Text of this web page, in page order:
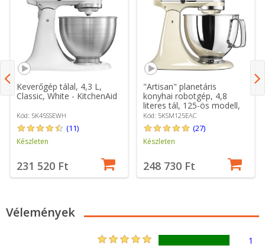
Keverőgép tálal, 4,3 L,
Classic, White - KitchenAid
Kód: 5K45SSEWH
(11)
Készleten
231 520 Ft
"Artisan" planetáris
konyhai robotgép, 4,8
literes tál, 125-ös modell,
"Almond Cream" -
KitchenAid
Kód: 5KSM125EAC
(27)
Készleten
248 730 Ft
Vélemények
1